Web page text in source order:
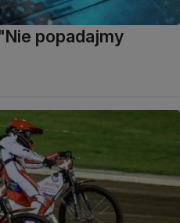
popadajmy